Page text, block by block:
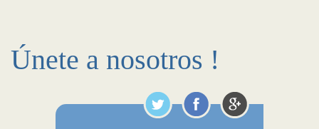
Únete a nosotros !